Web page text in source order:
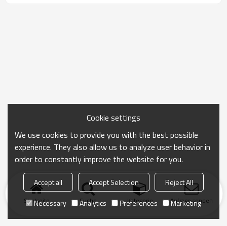
Startseite Suche Kategorie Anfrage senden
Cookie settings
We use cookies to provide you with the best possible
experience. They also allow us to analyze user behavior in
order to constantly improve the website for you.
Accept all Accept Selection
Reject All
Necessary
Analytics Preferences Marketing